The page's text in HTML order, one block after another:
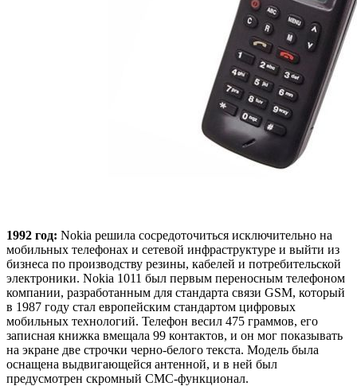
1992 год: Nokia решила сосредоточиться исключительно на
мобильных телефонах и сетевой инфраструктуре и выйти из
бизнеса по производству резины, кабелей и потребительской
электроники. Nokia 1011 был первым переносным телефоном
компании, разработанным для стандарта связи GSM, который
в 1987 году стал европейским стандартом цифровых
мобильных технологий. Телефон весил 475 граммов, его
записная книжка вмещала 99 контактов, и он мог показывать
на экране две строчки черно-белого текста. Модель была
оснащена выдвигающейся антенной, и в ней был
предусмотрен скромный СМС-функционал.